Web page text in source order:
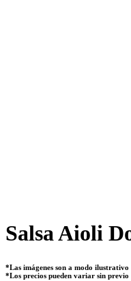
Salsa Aioli
*Las imágenes son a modo ilustrativo
*Los precios pueden variar sin previo